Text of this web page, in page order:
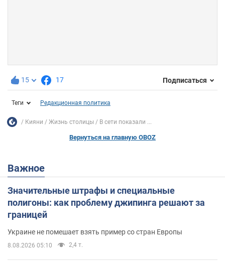
15 17 Подписаться
Теги Редакционная политика
Кияни Жизнь столицы В сети показали ...
Вернуться на главную OBOZ
Важное
Значительные штрафы и специальные
полигоны: как проблему джипинга решают за
границей
Украине не помешает взять пример со стран Европы
8.08.2026 05:10 2,4 т.